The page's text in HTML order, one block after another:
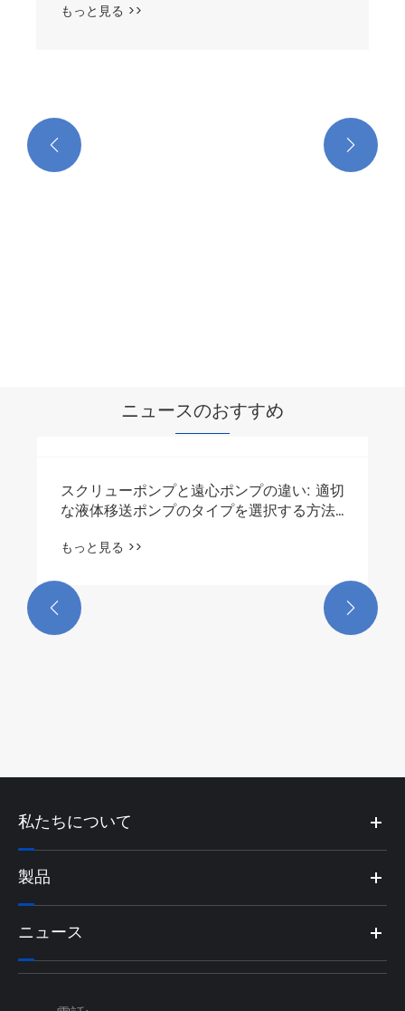
もっと見る >>
 
ニュースのおすすめ
スクリューポンプと遠心ポンプの違い: 適切
な液体移送ポンプのタイプを選択する方法
もっと見る >>
 
私たちについて
製品
ニュース